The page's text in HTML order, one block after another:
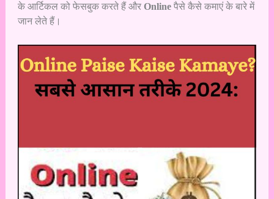
के आर्टिकल को फेसबुक करते हैं और Online पैसे कैसे कमाएं के बारे में
जान लेते हैं।